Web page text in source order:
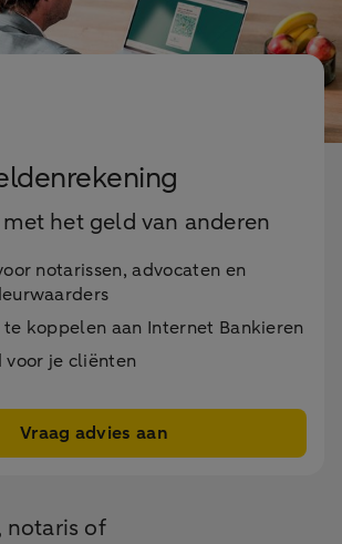
het geld van anderen
notarissen, advocaten en
koppelen aan Internet Bankieren
voor je cliënten
Vraag advies aan
notaris of